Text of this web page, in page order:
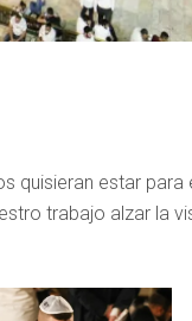
quisieran estar
trabajo alzar la